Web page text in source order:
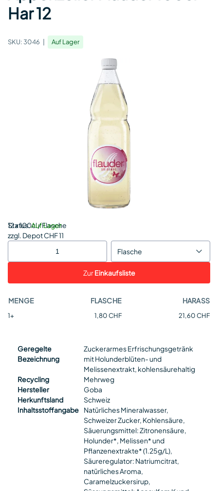
Har 12
SKU:3046 Auf Lager
Status:Auf Lager
12 x 100cl / Flasche
zzgl. Depot CHF 11
Flasche
ZurEinkaufsliste
MENGE FLASCHE HARASS
1+ 1,80 CHF 21,60 CHF
Geregelte
Bezeichnung
Zuckerarmes Erfrischungsgetränk
mit Holunderblüten- und
Melissenextrakt, kohlensäurehaltig
Recycling
Mehrweg
Hersteller
Goba
Herkunftsland
Schweiz
Inhaltsstoffangabe
Natürliches Mineralwasser,
Schweizer Zucker, Kohlensäure,
Säuerungsmittel: Zitronensäure,
Holunder*, Melissen* und
Pflanzenextrakte* (1.25g/L),
Säureregulator: Natriumcitrat,
natürliches Aroma,
Caramelzuckersirup,